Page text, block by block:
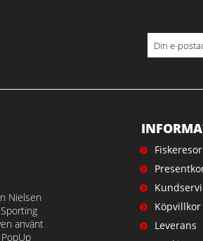
Nielsen
använt
Köpvillkor
Leverans